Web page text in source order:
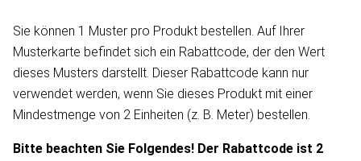
Sie können 1 Muster pro Produkt bestellen. Auf Ihrer
Musterkarte befindet sich ein Rabattcode, der den Wert
dieses Musters darstellt. Dieser Rabattcode kann nur
verwendet werden, wenn Sie dieses Produkt mit einer
Mindestmenge von 2 Einheiten (z. B. Meter) bestellen.
Bitte beachten Sie Folgendes! Der Rabattcode ist 2